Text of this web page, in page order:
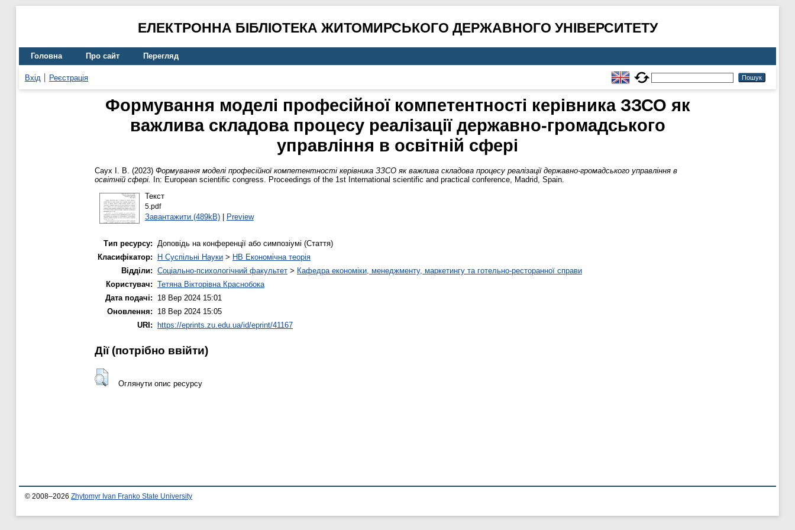
ЕЛЕКТРОННА БІБЛІОТЕКА ЖИТОМИРСЬКОГО ДЕРЖАВНОГО УНІВЕРСИТЕТУ
Головна Про сайт Перегляд
Вхід Реєстрація
Формування моделі професійної компетентності керівника ЗЗСО як
важлива складова процесу реалізації державно-громадського
управління в освітній сфері
Саух І. В. (2023) Формування моделі професійної компетентності керівника ЗЗСО як важлива складова процесу реалізації державно-громадського управління в
освітній сфері.
In: European scientific congress. Proceedings of the 1st International scientific and practical conference, Madrid, Spain.
Текст
5.pdf
Завантажити (489kB)| Preview
Тип ресурсу: Доповідь на конференції або симпозіумі (Стаття)
Класифікатор:
H Суспільні Науки > HB Економічна теорія
Відділи: Соціально-психологічний факультет > Кафедра економіки, менеджменту, маркетингу та готельно-ресторанної справи
Користувач: Тетяна Вікторівна Краснобока
Дата подачі:
18 Вер 2024 15:01
Оновлення:
18 Вер 2024 15:05
URI:
https://eprints.zu.edu.ua/id/eprint/41167
Дії ​​(потрібно ввійти)
Оглянути опис ресурсу
© 2008–2026 Zhytomyr Ivan Franko State University